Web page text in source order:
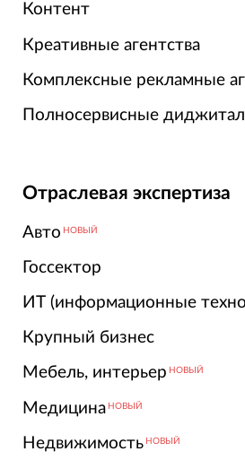
Контент
Креативные агентства
Комплексные рекламные
Полносервисные
Отраслевая экспертиза
Авто НОВЫЙ
Госсектор
ИТ (информационные
Крупный бизнес
Мебель, интерьер НОВЫЙ
Медицина НОВЫЙ
Недвижимость НОВЫЙ